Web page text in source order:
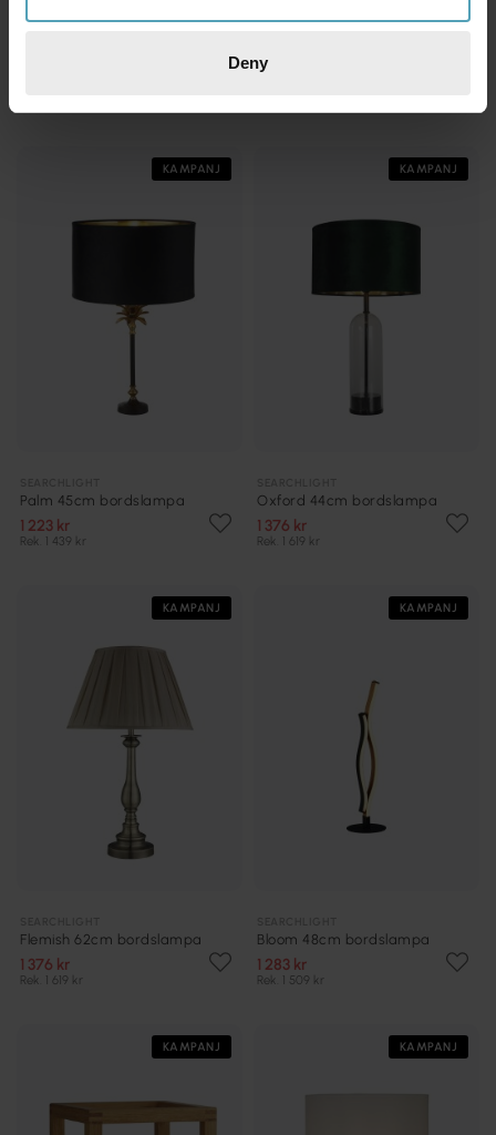
DenyMonkey 40cm bordslampa
KAMPANJ
Palm 45cm bordslampa
1 223 kr
Rek. 1 439 kr
KAMPANJ
Oxford 44cm bordslampa
1 376 kr
Rek. 1 619 kr
KAMPANJ
Flemish 62cm bordslampa
1 376 kr
Rek. 1 619 kr
KAMPANJ
Bloom 48cm bordslampa
1 283 kr
Rek. 1 509 kr
KAMPANJ KAMPANJ